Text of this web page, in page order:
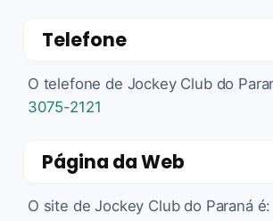
Telefone
O telefone de Jockey Club do
3075-2121
Página da Web
O site de Jockey Club do Paraná é: